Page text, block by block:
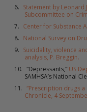
Statement by Leonard
Subcommittee on
Center for Substance
National Survey on
Suicidality, violence
analysis, P. Breggin.
“Depressants,” US
SAMHSA’s National
“Prescription drugs
Chronicle, 4